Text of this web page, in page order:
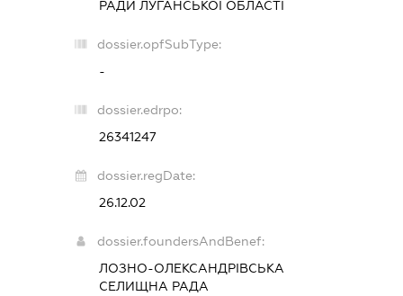
РАДИ ЛУГАНСЬКОЇ ОБЛАСТІ
dossier.opfSubType:
-
dossier.edrpo:
26341247
dossier.regDate:
26.12.02
dossier.foundersAndBenef:
ЛОЗНО-ОЛЕКСАНДРІВСЬКА
СЕЛИЩНА РАДА